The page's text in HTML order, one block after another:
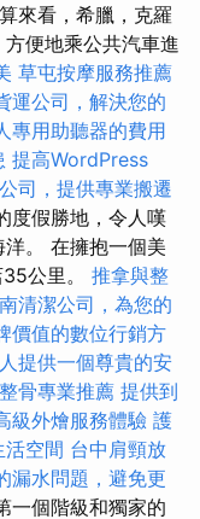
來看，希臘，克羅
便地乘公共汽車進
草屯按摩服務推薦
運公司，解決您的
專用助聽器的費用
提高WordPress
司，提供專業搬遷
度假勝地，令人嘆
。 在擁抱一個美
公里。 推拿與整
清潔公司，為您的
價值的數位行銷方
提供一個尊貴的安
整骨專業推薦 提供到
級外燴服務體驗 護
空間 台中肩頸放
漏水問題，避免更
一個階級和獨家的